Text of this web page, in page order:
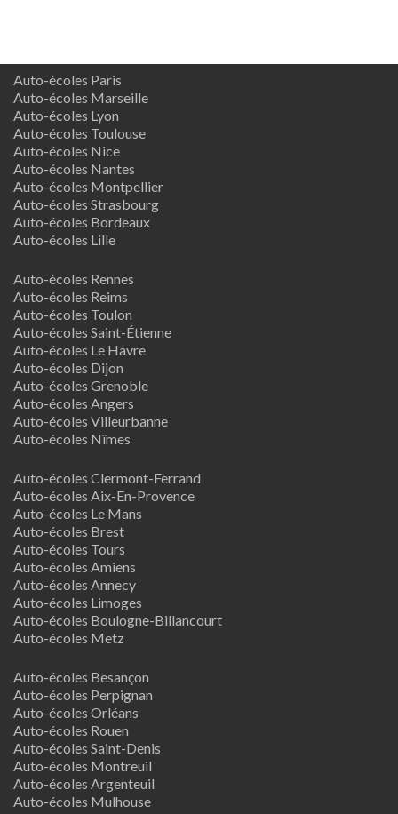
Auto-écoles Paris
Auto-écoles Marseille
Auto-écoles Lyon
Auto-écoles Toulouse
Auto-écoles Nice
Auto-écoles Nantes
Auto-écoles Montpellier
Auto-écoles Strasbourg
Auto-écoles Bordeaux
Auto-écoles Lille
Auto-écoles Rennes
Auto-écoles Reims
Auto-écoles Toulon
Auto-écoles Saint-Étienne
Auto-écoles Le Havre
Auto-écoles Dijon
Auto-écoles Grenoble
Auto-écoles Angers
Auto-écoles Villeurbanne
Auto-écoles Nîmes
Auto-écoles Clermont-Ferrand
Auto-écoles Aix-En-Provence
Auto-écoles Le Mans
Auto-écoles Brest
Auto-écoles Tours
Auto-écoles Amiens
Auto-écoles Annecy
Auto-écoles Limoges
Auto-écoles Boulogne-Billancourt
Auto-écoles Metz
Auto-écoles Besançon
Auto-écoles Perpignan
Auto-écoles Orléans
Auto-écoles Rouen
Auto-écoles Saint-Denis
Auto-écoles Montreuil
Auto-écoles Argenteuil
Auto-écoles Mulhouse